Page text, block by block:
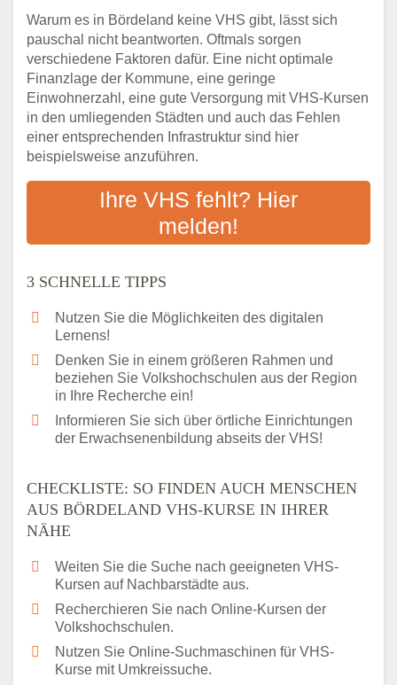
Bördeland VHS-Kurse in Ihrer Nähe
Abendschule in der Region rund um
Bördeland
VHS steht für Erwachsenenbildung
Online-Kurse: Alternative Angebote zum
VHS-Kurs
Vor- und Nachteile von Online-Kursen
Bildungsangeboten an
Das bundesweite Volkshochschulwesen
Warum es in Bördeland keine VHS gibt, lässt sich
pauschal nicht beantworten. Oftmals sorgen
verschiedene Faktoren dafür. Eine nicht optimale
Finanzlage der Kommune, eine geringe
Einwohnerzahl, eine gute Versorgung mit VHS-Kursen
in den umliegenden Städten und auch das Fehlen
einer entsprechenden Infrastruktur sind hier
beispielsweise anzuführen.
Ihre VHS fehlt? Hier
melden!
3 SCHNELLE TIPPS
Nutzen Sie die Möglichkeiten des digitalen
Lernens!
Denken Sie in einem größeren Rahmen und
beziehen Sie Volkshochschulen aus der Region
in Ihre Recherche ein!
Informieren Sie sich über örtliche Einrichtungen
der Erwachsenenbildung abseits der VHS!
CHECKLISTE: SO FINDEN AUCH MENSCHEN
AUS BÖRDELAND VHS-KURSE IN IHRER
NÄHE
Weiten Sie die Suche nach geeigneten VHS-
Kursen auf Nachbarstädte aus.
Recherchieren Sie nach Online-Kursen der
Volkshochschulen.
Nutzen Sie Online-Suchmaschinen für VHS-
Kurse mit Umkreissuche.